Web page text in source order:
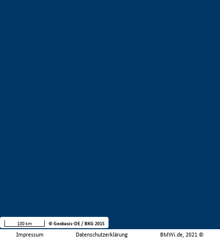
Impressum Datenschutzerklärung BMWi.de, 2021 ©
100 km © Geobasis-DE / BKG 2015